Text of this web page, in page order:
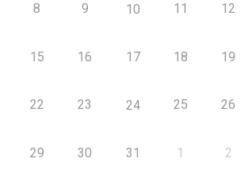
8 9 10 11 12
15 16 17 18 19
22 23 24 25 26
29 30 31 1 2